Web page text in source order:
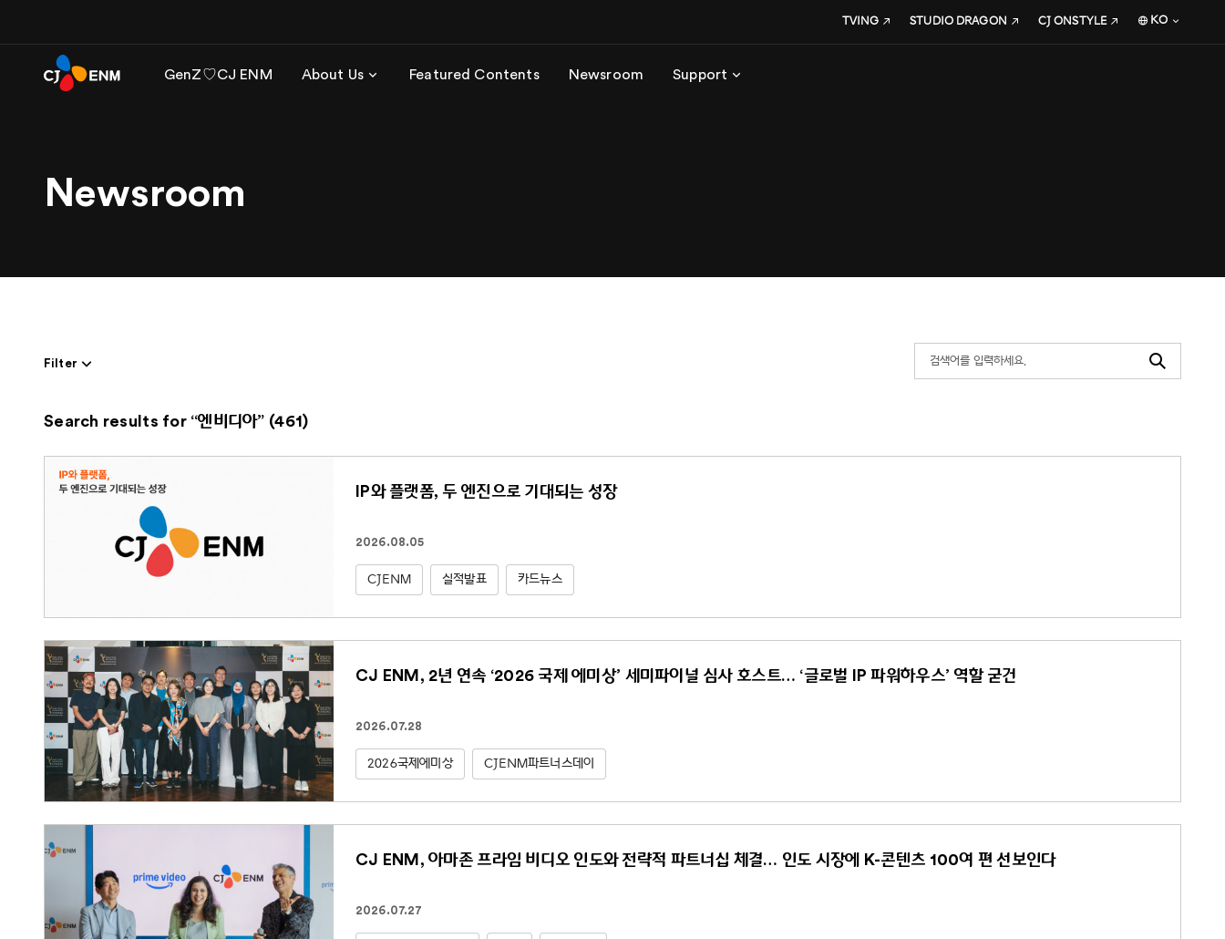
GenZ♡CJ ENM About Us Featured Contents Newsroom Support
TVING STUDIO DRAGON CJ ONSTYLE KO
Newsroom
Search
Filter
Search results for “엔비디아” (461)
IP와 플랫폼, 두 엔진으로 기대되는 성장
2026.08.05
CJENM 실적발표 카드뉴스
CJ ENM, 2년 연속 ‘2026 국제 에미상’ 세미파이널 심사 호스트… ‘글로벌 IP 파워하우스’ 역할 굳건
2026.07.28
2026국제에미상 CJENM파트너스데이
CJ ENM, 아마존 프라임 비디오 인도와 전략적 파트너십 체결… 인도 시장에 K-콘텐츠 100여 편 선보인다
2026.07.27